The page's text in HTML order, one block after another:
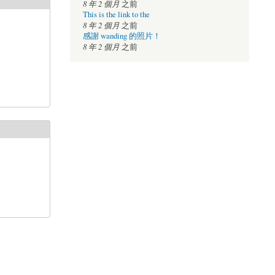
8 年 2 個月之前
This is the link to the
8 年 2 個月之前
感謝 wanding 的照片！
8 年 2 個月之前